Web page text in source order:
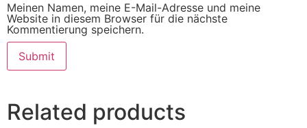
Meinen Namen, meine E-Mail-Adresse und meine
Website in diesem Browser für die nächste
Kommentierung speichern.
Related products